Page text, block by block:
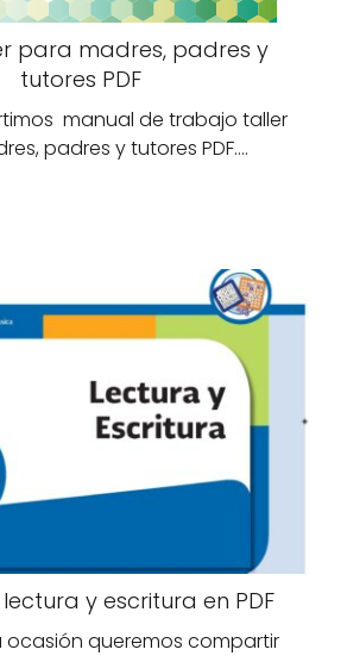
para madres, padres y
tutores PDF
manual de trabajo taller
padres y tutores PDF.…
y escritura en PDF
ocasión queremos compartir